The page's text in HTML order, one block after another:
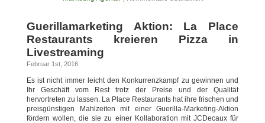
Guerillamarketing Aktion: La Place
Restaurants kreieren Pizza in
Livestreaming
Februar 1st, 2016
Es ist nicht immer leicht den Konkurrenzkampf zu gewinnen und
Ihr Geschäft vom Rest trotz der Preise und der Qualität
hervortreten zu lassen. La Place Restaurants hat ihre frischen und
preisgünstigen Mahlzeiten mit einer Guerilla-Marketing-Aktion
fördern wollen, die sie zu einer Kollaboration mit JCDecaux für